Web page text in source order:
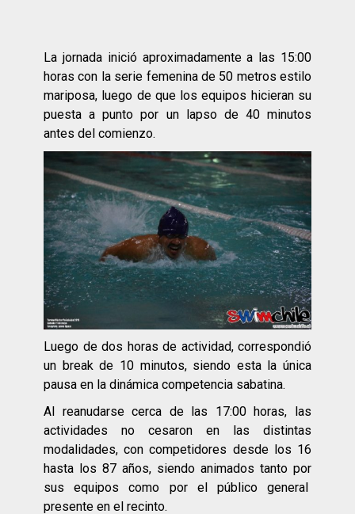
La jornada inició aproximadamente a las 15:00
horas con la serie femenina de 50 metros estilo
mariposa, luego de que los equipos hicieran su
puesta a punto por un lapso de 40 minutos
antes del comienzo.
Luego de dos horas de actividad, correspondió
un break de 10 minutos, siendo esta la única
pausa en la dinámica competencia sabatina.
Al reanudarse cerca de las 17:00 horas, las
actividades no cesaron en las distintas
modalidades, con competidores desde los 16
hasta los 87 años, siendo animados tanto por
sus equipos como por el público general
presente en el recinto.